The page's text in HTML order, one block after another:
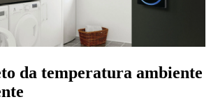
da temperatura ambiente